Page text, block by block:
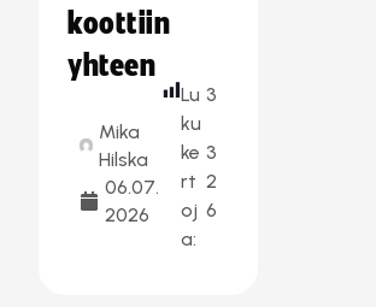
koottiin
yhteen
Mika
Hilska
06.07.
2026
Lu
ku
ke
rt
oj
a:
3
3
2
6